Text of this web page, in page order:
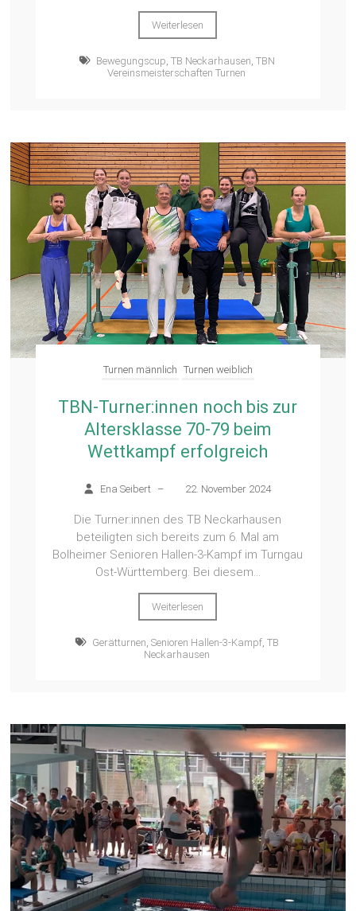
Weiterlesen
Bewegungscup ,TB Neckarhausen ,TBN
Vereinsmeisterschaften Turnen
Turnen männlich Turnen weiblich
TBN-Turner:innen noch bis zur
Altersklasse 70-79 beim
Wettkampf erfolgreich
Ena Seibert – 22. November 2024
Die Turner:innen des TB Neckarhausen
beteiligten sich bereits zum 6. Mal am
Bolheimer Senioren Hallen-3-Kampf im Turngau
Ost-Württemberg. Bei diesem...
Weiterlesen
Gerätturnen,Senioren Hallen-3-Kampf,TB
Neckarhausen